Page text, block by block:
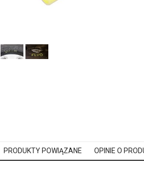
PRODUKTY POWIĄZANE OPINIE O